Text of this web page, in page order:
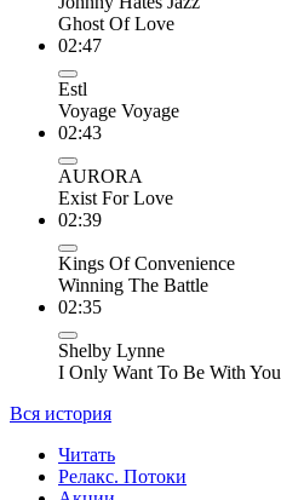
Ghost Of Love
02:47
Estl
Voyage Voyage
02:43
AURORA
Exist For Love
02:39
Kings Of Convenience
Winning The Battle
02:35
Shelby Lynne
I Only Want To Be With You
Вся история
Читать
Релакс. Потоки